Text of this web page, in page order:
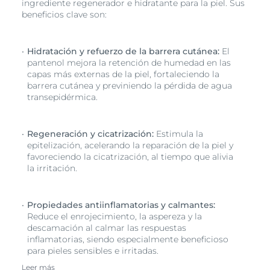
capacidad clínicamente comprobada para acelerar la
de su efectividad a la hora de potenciar la curación,
también acondiciona y calma la piel y tiene una
eficacia clínicamente comprobada en el tratamiento
de la piel seca, agrietada, desescamada o irritada tras
un tratamiento dermatológico superficial como la
la xerosis, en la piel seca de origen ocupacional.
Además es lo bastante suave como para utilizarlo en
los bebés, y es excelente para calmar las irritaciones
del pañal. Sólo tiene un número mínimo de
piel, es suave, no acnógeno, es acomedógeno, inodoro,
y está libre de fragancias, colorantes, alcohol y
conservantes que pueden causar irritación o
dermatitis por contacto.
ingrediente regenerador e hidratante para la piel. Sus
beneficios clave son:
Hidratación y refuerzo de la barrera cutánea: El
pantenol mejora la retención de humedad en las
capas más externas de la piel, fortaleciendo la
barrera cutánea y previniendo la pérdida de agua
transepidérmica.
Regeneración y cicatrización: Estimula la
epitelización, acelerando la reparación de la piel y
favoreciendo la cicatrización, al tiempo que alivia
la irritación.
Propiedades antiinflamatorias y calmantes:
Reduce el enrojecimiento, la aspereza y la
descamación al calmar las respuestas
inflamatorias, siendo especialmente beneficioso
para pieles sensibles e irritadas.
Leer más